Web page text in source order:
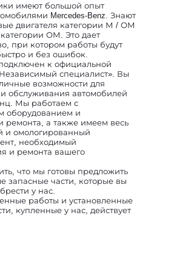
имеют большой опыт
Mercedes-Benz. Знают
двигателя категории М / ОМ
ОМ. Это дает
при котором работы будут
и без ошибок.
к официальной
специалист». Вы
возможности для
и обслуживания автомобилей
Мы работаем с
оборудованием и
ремонта, а также имеем весь
и омологированный
необходимый
и ремонта вашего
что мы готовы предложить
запасные части, которые вы
у нас.
работы и установленные
купленные у нас, действует